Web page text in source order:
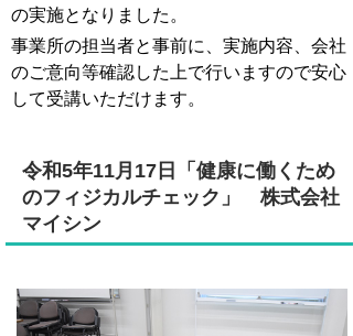
の実施となりました。
事業所の担当者と事前に、実施内容、会社
のご意向等確認した上で行いますので安心
して受講いただけます。
令和5年11月17日「健康に働くため
のフィジカルチェック」 株式会社
マイシン